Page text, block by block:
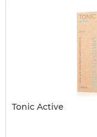
Tonic Active